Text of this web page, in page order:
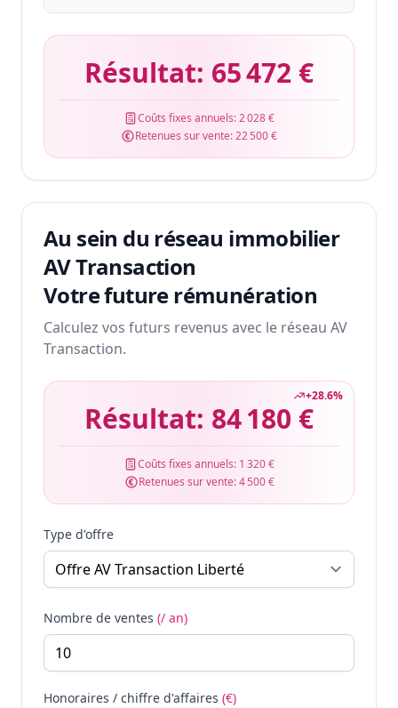
Résultat: 65 472 €
Coûts fixes annuels:2 028 €
Retenues sur vente:22 500 €
Au sein du réseau immobilier
AV Transaction
Votre future rémunération
Calculez vos futurs revenus avec le réseau AV
Transaction.
+28.6%
Résultat: 84 180 €
Coûts fixes annuels: 1 320 €
Retenues sur vente:4 500 €
Type d'offre
Nombre de ventes (/ an)
Honoraires / chiffre d'affaires (€)